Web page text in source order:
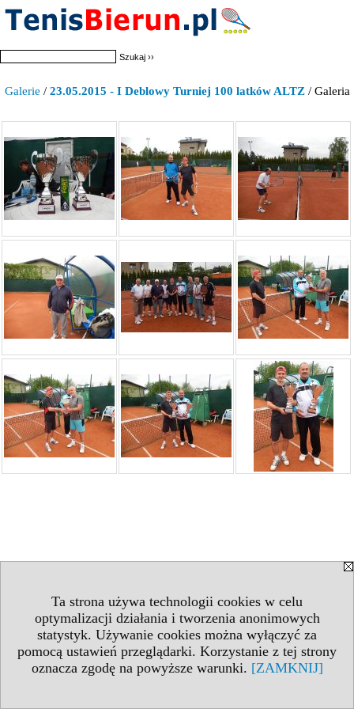
Ta strona używa technologii cookies w celu
optymalizacji działania i tworzenia anonimowych
statystyk. Używanie cookies można wyłączyć za
pomocą ustawień przeglądarki. Korzystanie z tej strony
oznacza zgodę na powyższe warunki. [ZAMKNIJ]
Galerie / 23.05.2015 - I Deblowy Turniej 100 latków ALTZ/ Galeria